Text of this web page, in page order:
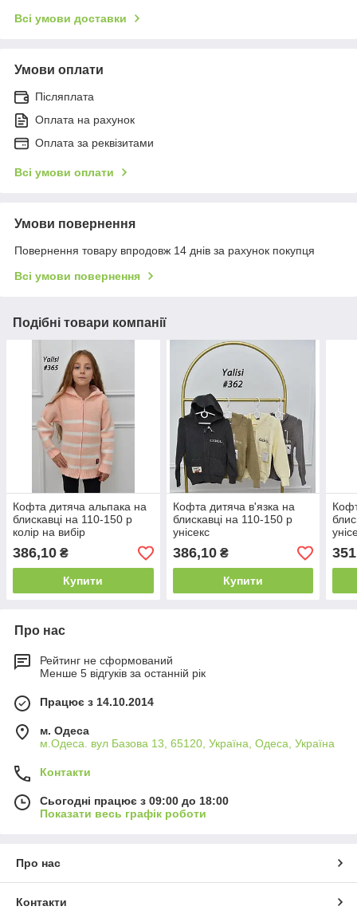
Всі умови доставки
Умови оплати
Післяплата
Оплата на рахунок
Оплата за реквізитами
Всі умови оплати
Умови повернення
Повернення товару впродовж 14 днів за рахунок покупця
Всі умови повернення
Подібні товари компанії
Кофта дитяча альпака на
блискавці на 110-150 р
колір на вибір
386,10 ₴
Купити
Кофта дитяча в'язка на
блискавці на 110-150 р
унісекс
386,10₴
Купити
Про нас
Рейтинг не сформований
Менше 5 відгуків за останній рік
Працює з 14.10.2014
м. Одеса
м.Одеса. вул Базова 13, 65120, Україна, Одеса, Україна
Контакти
Сьогодні працює з 09:00 до 18:00
Показати весь графік роботи
Про нас
Контакти